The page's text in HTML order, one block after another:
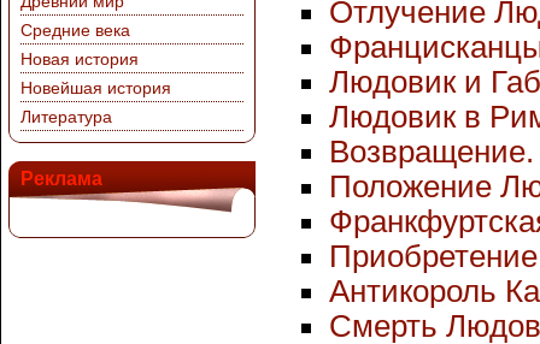
Средние века
Новая история
Новейшая история
Литература
Реклама
Отлучение
Людовик и
Людовик в
Положение
Антикороль
Смерть